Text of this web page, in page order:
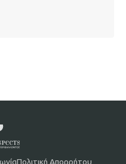
Πολιτική Απορρήτου